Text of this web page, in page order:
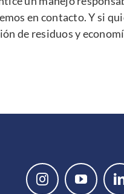
en contacto. Y si
de residuos y